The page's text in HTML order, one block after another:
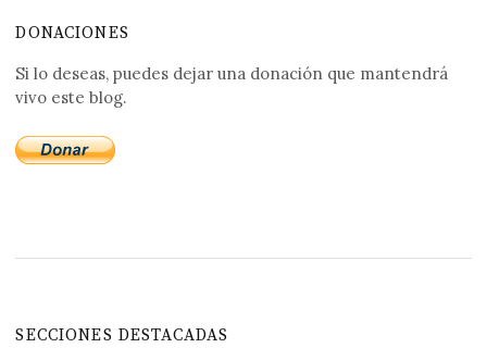
DONACIONES
Si lo deseas, puedes dejar una donación que mantendrá
vivo este blog.
SECCIONES DESTACADAS